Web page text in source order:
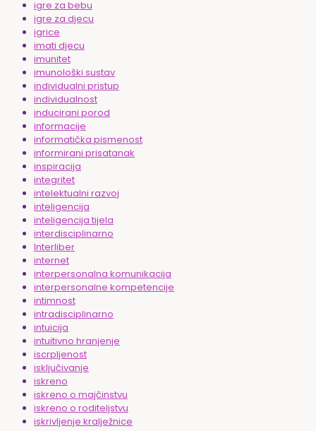
igre za bebu
igre za djecu
igrice
imati djecu
imunitet
imunološki sustav
individualni pristup
individualnost
inducirani porod
informacije
informatička pismenost
informirani prisatanak
inspiracija
integritet
intelektualni razvoj
inteligencija
inteligencija tijela
interdisciplinarno
Interliber
internet
interpersonalna komunikacija
interpersonalne kompetencije
intimnost
intradisciplinarno
intuicija
intuitivno hranjenje
iscrpljenost
isključivanje
iskreno
iskreno o majčinstvu
iskreno o roditeljstvu
iskrivljenje kralježnice